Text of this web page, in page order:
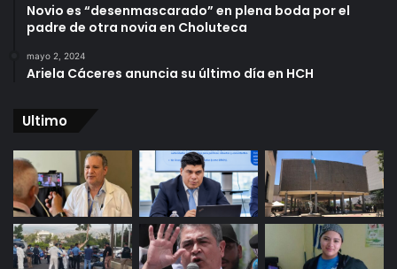
Novio es “desenmascarado” en plena boda por el
padre de otra novia en Choluteca
mayo 2, 2024
Ariela Cáceres anuncia su último día en HCH
Ultimo